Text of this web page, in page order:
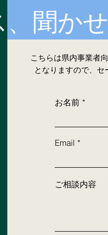
聞か
お名前
Email
ご相談内容
こちらは県内事業者
となりますので、セ